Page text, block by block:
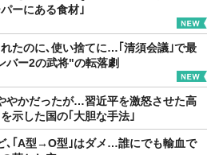
ーにある食材｣
たのに､使い捨てに…｢清須会議｣で最
バー2の武将"の転落劇
やかだったが…習近平を激怒させた高
示した国の｢大胆な手法｣
､｢A型→O型｣はダメ…誰にでも輸血で